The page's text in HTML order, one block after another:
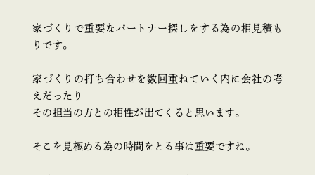
家づくりで重要なパートナー探しをする為の相見積も
りです。
家づくりの打ち合わせを数回重ねていく内に会社の考
えだったり
その担当の方との相性が出てくると思います。
そこを見極める為の時間をとる事は重要ですね。